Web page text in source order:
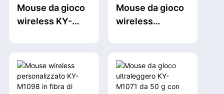
Mouse da gioco
wireless KY-
con sensore
PAW3311, 12000
DPI
Mouse da gioco
wireless
2.4G+BT+USB
con sensore
PAW3311, 12000